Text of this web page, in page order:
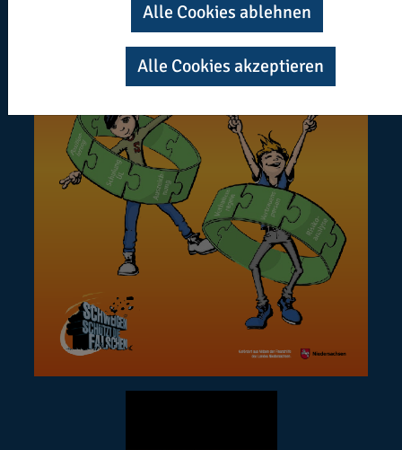
Alle Cookies ablehnen
Alle Cookies akzeptieren